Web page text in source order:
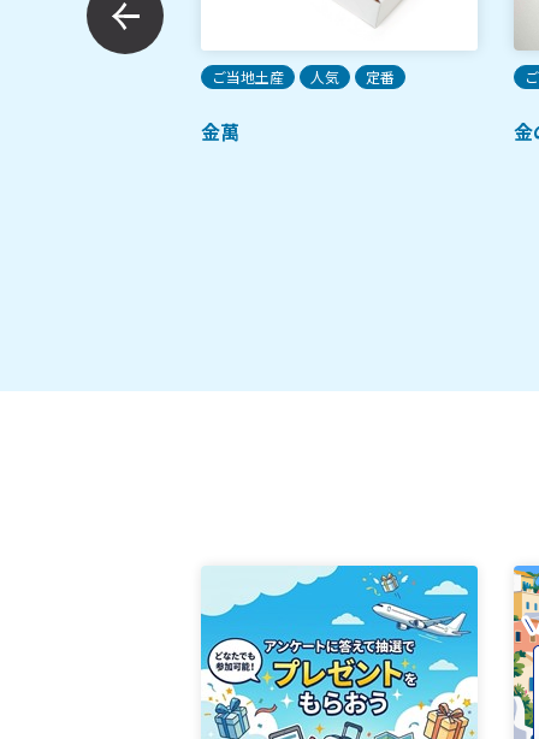
ッキー チョコ＆
ご当地土産 人気 定番
金萬 金